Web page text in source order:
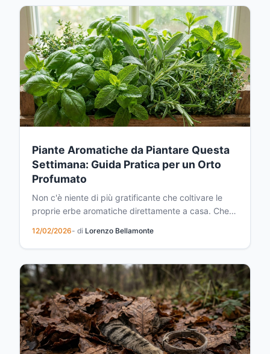
in casa. Questi quadrotti ultra moelleux con uvetta e
mandorle...
Piante Aromatiche da Piantare Questa
Settimana: Guida Pratica per un Orto
Profumato
Non c'è niente di più gratificante che coltivare le
proprie erbe aromatiche direttamente a casa. Che
anche solo una finestra luminosa, questa è la
settimana giusta per iniziare. Le piante aromatiche
non sono solo belle da vedere: trasformeranno la...
12/02/2026- di Lorenzo Bellamonte